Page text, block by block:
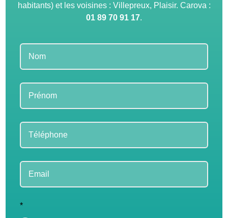
habitants) et les voisines : Villepreux, Plaisir. Carova :
01 89 70 91 17.
Leave
this
field
*